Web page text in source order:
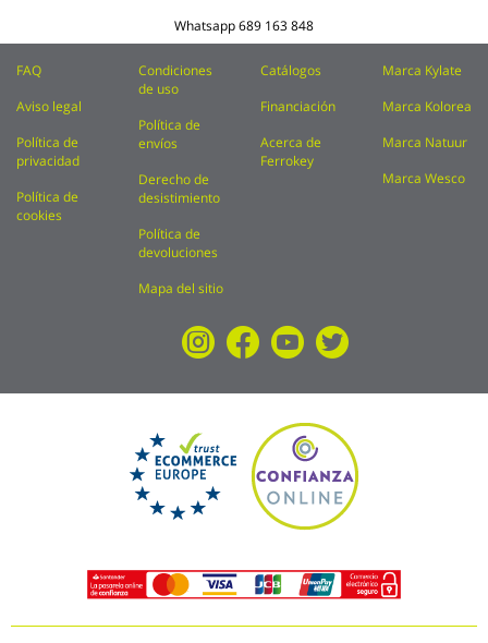
Whatsapp689 163 848
FAQ
Aviso legal
Política de
privacidad
Política de
cookies
Condiciones
de uso
Política de
envíos
Derecho de
desistimiento
Política de
devoluciones
Mapa del sitio
Catálogos
Financiación
Acerca de
Ferrokey
Marca Kylate
Marca Kolorea
Marca Natuur
Marca Wesco